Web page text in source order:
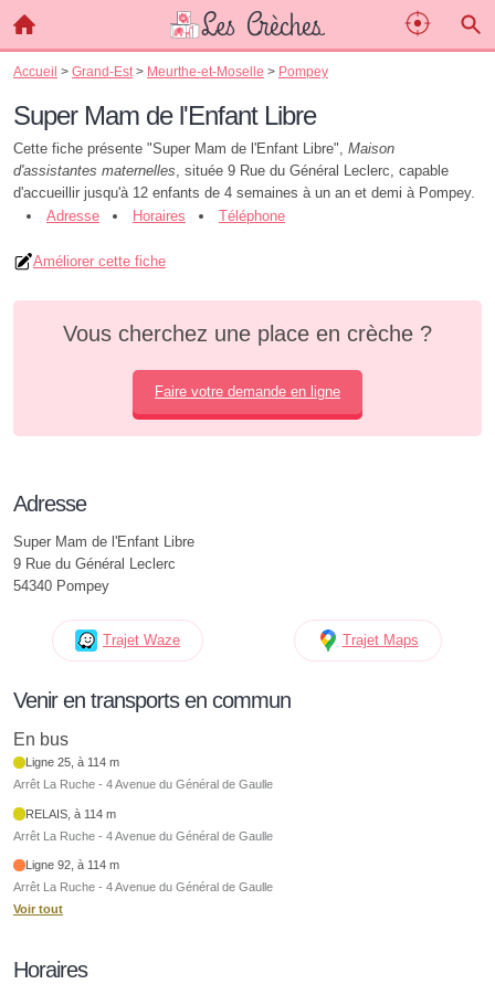
Accueil > Grand-Est > Meurthe-et-Moselle > Pompey
Super Mam de l'Enfant Libre
Cette fiche présente "Super Mam de l'Enfant Libre", Maison
d'assistantes maternelles, située 9 Rue du Général Leclerc, capable
d'accueillir jusqu'à 12 enfants de 4 semaines à un an et demi à Pompey.
Adresse
Horaires Téléphone
Améliorer cette fiche
Vous cherchez une place en crèche ?
Faire votre demande en ligne
Adresse
Super Mam de l'Enfant Libre
9 Rue du Général Leclerc
54340 Pompey
Trajet Waze Trajet Maps
Venir en transports en commun
En bus
Ligne 25, à 114 m
Arrêt La Ruche - 4 Avenue du Général de Gaulle
RELAIS, à 114 m
Arrêt La Ruche - 4 Avenue du Général de Gaulle
Ligne 92, à 114 m
Arrêt La Ruche - 4 Avenue du Général de Gaulle
Voir tout
Horaires